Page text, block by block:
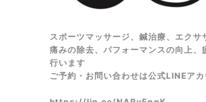
スポーツマッサージ、鍼治療、エクサ
痛みの除去、パフォーマンスの向上
行います
ご予約・お問い合わせは公式LINEア